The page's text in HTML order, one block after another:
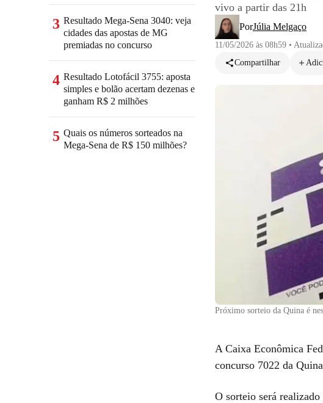
vivo a partir das 21h
PorJúlia Melgaço
11/05/2026 às 08h59 •
Compartilhar
Próximo sorteio da Quina é
A Caixa Econômica
concurso 7022 da
O sorteio será
3 Resultado Mega-Sena 3040: veja
cidades das apostas de MG
premiadas no concurso
4 Resultado Lotofácil 3755: aposta
simples e bolão acertam dezenas e
ganham R$ 2 milhões
5 Quais os números sorteados na
Mega-Sena de R$ 150 milhões?